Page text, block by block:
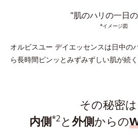
"肌のハリの一日
*イメージ図
オルビスユー デイエッセンスは日中の
ら長時間ピンッとみずみずしい肌が続く
その秘密は
内側*2と 外側からの